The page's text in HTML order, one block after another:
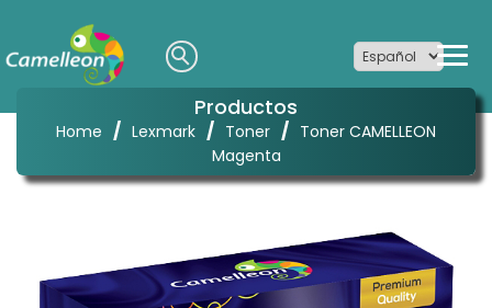
Productos
Home / Lexmark / Toner / Toner CAMELLEON
Magenta